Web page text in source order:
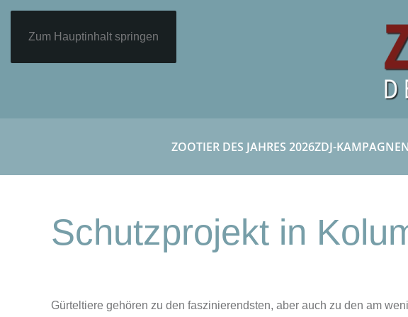
Zum Hauptinhalt springen
ZOOTIER DES JAHRES 2026ZDJ-KAMPAGNEN
Schutzprojekt in
Gürteltiere gehören zu den faszinierendsten, aber auch zu den am